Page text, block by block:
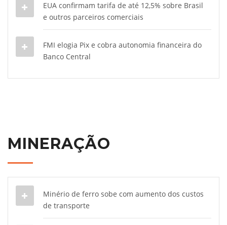
EUA confirmam tarifa de até 12,5% sobre Brasil
e outros parceiros comerciais
FMI elogia Pix e cobra autonomia financeira do
Banco Central
MINERAÇÃO
Minério de ferro sobe com aumento dos custos
de transporte